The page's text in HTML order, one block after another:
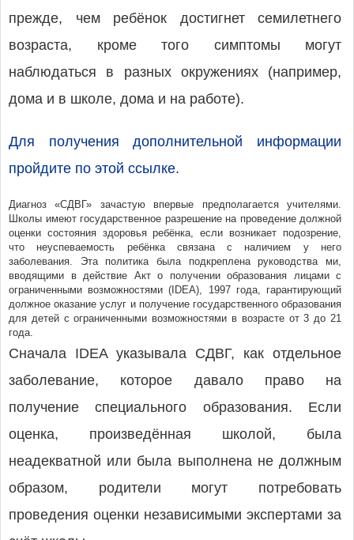
прежде, чем ребёнок достигнет семилетнего
возраста, кроме того симптомы могут
наблюдаться в разных окружениях (например,
дома и в школе, дома и на работе).
Для получения дополнительной информации
пройдите по этой ссылке.
Диагноз «СДВГ» зачастую впервые предполагается учителями.
Школы имеют государственное разрешение на проведение должной
оценки состояния здоровья ребёнка, если возникает подозрение,
что неуспеваемость ребёнка связана с наличием у него
заболевания. Эта политика была подкреплена руководства ми,
вводящими в действие Акт о получении образования лицами с
ограниченными возможностями (IDEA), 1997 года, гарантирующий
должное оказание услуг и получение государственного образования
для детей с ограниченными возможностями в возрасте от 3 до 21
года.
Сначала IDEA указывала СДВГ, как отдельное
заболевание, которое давало право на
получение специального образования. Если
оценка, произведённая школой, была
неадекватной или была выполнена не должным
образом, родители могут потребовать
проведения оценки независимыми экспертами за